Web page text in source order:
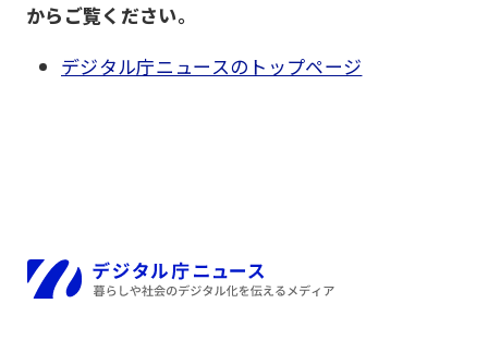
からご覧ください。
デジタル庁ニュースのトップページ
ホーム